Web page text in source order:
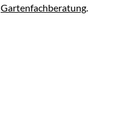
Gartenfachberatung.